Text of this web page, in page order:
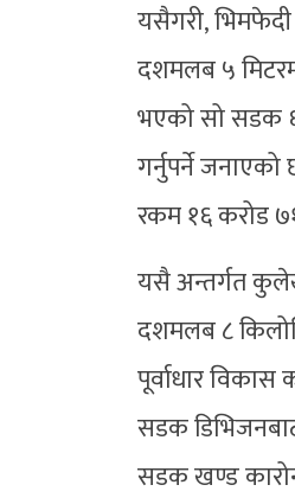
यसैगरी,
दशमलब ५
भएको सो सडक ६
गर्नुपर्ने
रकम १६ करोड
यसै अन्तर्गत
दशमलब ८
पूर्वाधार
सडक
सडक खण्ड